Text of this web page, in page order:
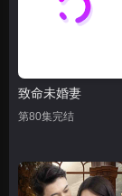
致命未婚妻
第80集完结